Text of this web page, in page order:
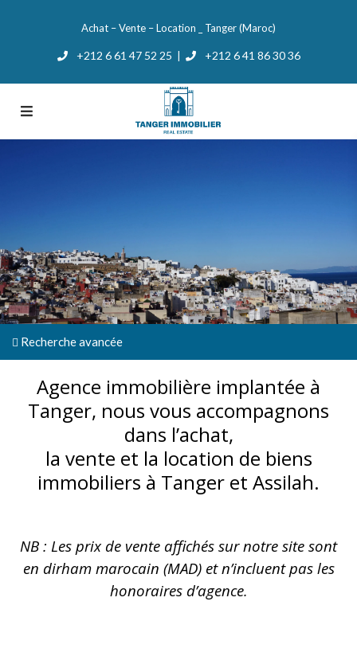
Achat – Vente – Location _ Tanger (Maroc)
+212 6 61 47 52 25 +212 6 41 86 30 36
Recherche avancée
Agence immobilière implantée à
Tanger, nous vous accompagnons
dans l’achat,
la vente et la location de biens
immobiliers à Tanger et Assilah.
NB : Les prix de vente affichés sur notre site sont
en dirham marocain (MAD) et n’incluent pas les
honoraires d’agence.